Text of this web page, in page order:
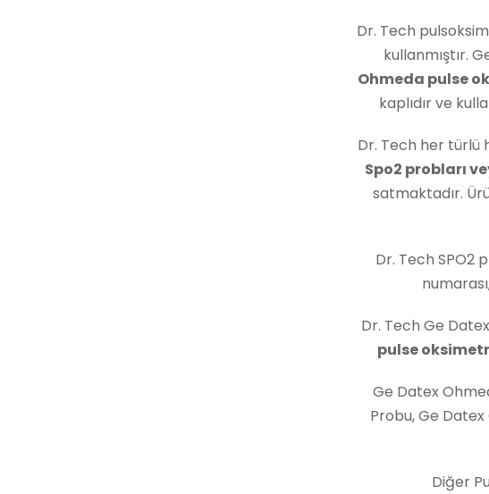
Dr. Tech
kullanmıştır.
Ohmeda pulse
kaplıdır ve
Dr. Tech her türlü
Spo2 probları
satmaktadır.
Dr. Tech SPO2
Dr. Tech Ge
pulse
Ge Datex
Probu, Ge
Diğer